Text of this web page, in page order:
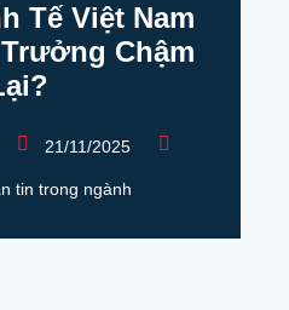
Tế Việt Nam
Chậm
21/11/2025
tin trong ngành